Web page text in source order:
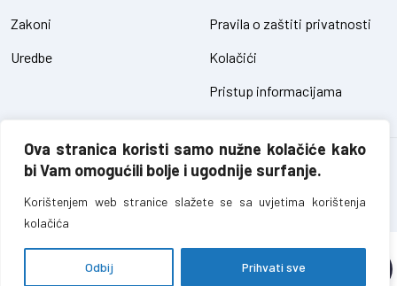
Ova stranica koristi samo nužne kolačiće kako
bi Vam omogućili bolje i ugodnije surfanje.
Korištenjem web stranice slažete se sa uvjetima korištenja
kolačića
Odbij Prihvati sve
Zakoni
Uredbe
Pravila o zaštiti privatnosti
Kolačići
Pristup informacijama
Fond za zaštitu okoliša FBiH – sva prava pridržana // design and
developmentSIK